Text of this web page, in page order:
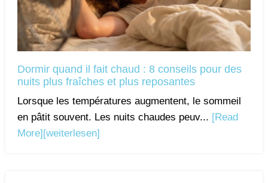
Dormir quand il fait chaud : 8 conseils pour des
nuits plus fraîches et plus reposantes
Lorsque les températures augmentent, le sommeil
en pâtit souvent. Les nuits chaudes peuv... [Read
More] [weiterlesen]